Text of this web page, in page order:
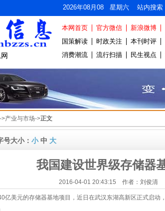
2026年08月08 星期六 站内搜索
本网首页 官方微信 新浪微博
国策解读
时政关注 本刊时评
消费潮流
流行扫描 民生视点
->产业与市场->正文
号大小： 小中 大
我国建设世界级存储器
2016-04-01 20:43:15 作者：刘俊清
亿美元的存储器基地项目，近日在武汉东湖高新区正式启动